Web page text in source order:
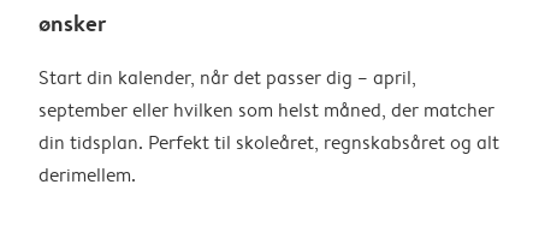
ønsker
Start din kalender, når det passer dig – april,
september eller hvilken som helst måned, der matcher
din tidsplan. Perfekt til skoleåret, regnskabsåret og alt
derimellem.